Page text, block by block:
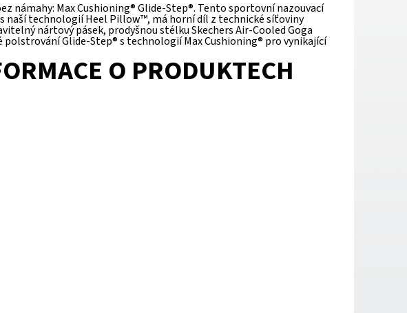
námahy: Max Cushioning® Glide-Step®. Tento sportovní nazouvací
naší technologií Heel Pillow™, má horní díl z technické síťoviny
nártový pásek, prodyšnou stélku Skechers Air-Cooled Goga
Glide-Step® s technologií Max Cushioning® pro vynikající
O PRODUKTECH